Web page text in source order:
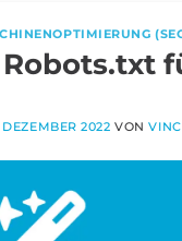
DEZEMBER 2022 VON